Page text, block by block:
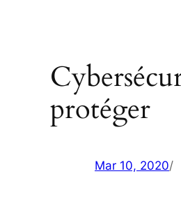
protéger
Mar 10, 2020/